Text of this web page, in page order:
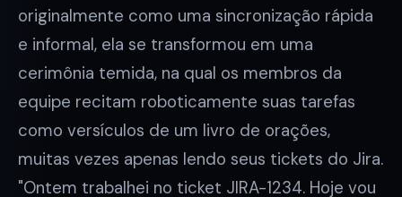
originalmente como uma sincronização rápida
e informal, ela se transformou em uma
cerimônia temida, na qual os membros da
equipe recitam roboticamente suas tarefas
como versículos de um livro de orações,
muitas vezes apenas lendo seus tickets do Jira.
"Ontem trabalhei no ticket JIRA-1234. Hoje vou